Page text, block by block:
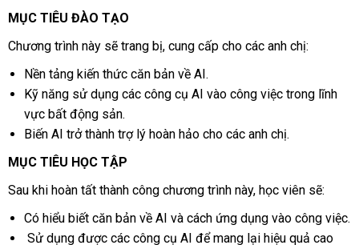
MỤC TIÊU ĐÀO TẠO
Chương trình này sẽ trang bị, cung cấp cho các anh chị:
Nền tảng kiến thức căn bản về AI.
Kỹ năng sử dụng các công cụ AI vào công việc trong lĩnh
vực bất động sản.
Biến AI trở thành trợ lý hoàn hảo cho các anh chị.
MỤC TIÊU HỌC TẬP
Sau khi hoàn tất thành công chương trình này, học viên sẽ:
Có hiểu biết căn bản về AI và cách ứng dụng vào công việc.
Sử dụng được các công cụ AI để mang lại hiệu quả cao